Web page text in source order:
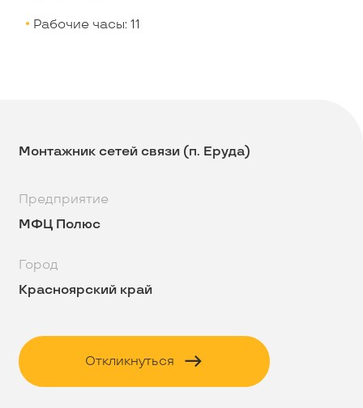
Рабочие часы: 11
Монтажник сетей связи (п. Еруда)
Предприятие
МФЦ Полюс
Город
Красноярский край
Откликнуться